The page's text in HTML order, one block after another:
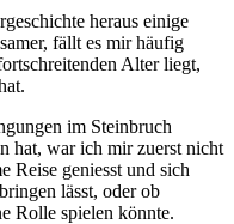
heraus einige
fällt es mir häufig
Alter liegt,
im Steinbruch
hat, war ich mir zuerst nicht
Reise geniesst und sich
lässt, oder ob
Rolle spielen könnte.